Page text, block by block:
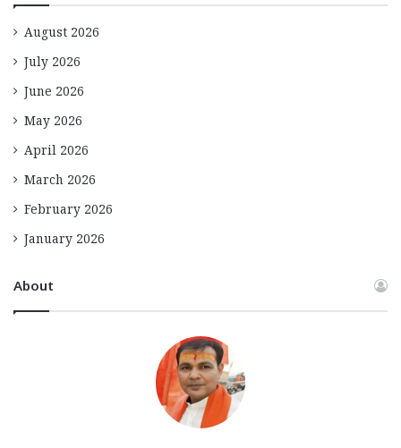
August 2026
July 2026
June 2026
May 2026
April 2026
March 2026
February 2026
January 2026
About